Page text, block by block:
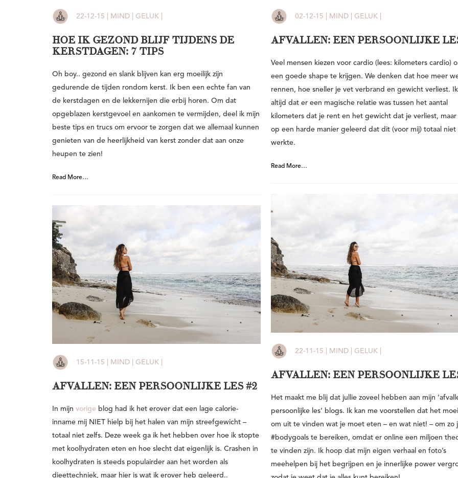
22-12-15 | MIND | GELUK |
HOE IK GEZOND BLIJF TIJDENS DE
KERSTDAGEN: 7 TIPS
Oh boy.. gezond en slank blijven kan erg moeilijk zijn
gedurende de tijden rondom kerst. Ik ben een echte fan van
de kerstdagen en de lekkernijen die erbij horen. Om dat
opgeblazen kerstgevoel en aankomen te vermijden, deel ik mijn
beste tips en trucs om ervoor te zorgen dat we allemaal kunnen
genieten van de heerlijkheid van kerst zonder dat aan onze
heupen te zien!
Read More…
02-12-15 | MIND | GELUK |
AFVALLEN: EEN PERSOONLIJKE
Veel mensen kiezen voor cardio (lees: kilometers cardio)
een goede shape te krijgen. We denken dat hoe meer
rennen, hoe sneller je vet verbrand en gewicht verliest.
altijd dat er een magische relatie was tussen het aantal
kilometers dat je rent en het gewicht dat je verliest, maar
op een harde manier geleerd dat dit (voor mij) totaal niet
werkte.
Read More…
22-11-15 | MIND | GELUK |
AFVALLEN: EEN PERSOONLIJKE
Het maakt me blij dat jullie zoveel hebben aan mijn
persoonlijke les’ blogs. Ik kan me voorstellen dat het
om uit te vinden wat je moet eten – en wat niet! – om zo
#bodygoals te bereiken, omdat er online een miljoen
te vinden zijn. Ik hoop dat mijn eigen verhaal en foto’s
meehelpen bij het begrijpen en je innerlijke power
15-11-15 | MIND | GELUK |
AFVALLEN: EEN PERSOONLIJKE LES #2
In mijn vorige blog had ik het erover dat een lage calorie-
inname mij NIET hielp bij het halen van mijn streefgewicht –
totaal niet zelfs. Deze week ga ik het hebben over hoe ik stopte
met koolhydraten eten en hoe slecht dat eigenlijk is. Crashen in
koolhydraten is steeds populairder aan het worden als
dieettechniek, maar hier is wat ik erover heb geleerd..